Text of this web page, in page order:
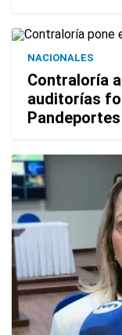
NACIONALES
Contraloría
auditorías
Pandeportes